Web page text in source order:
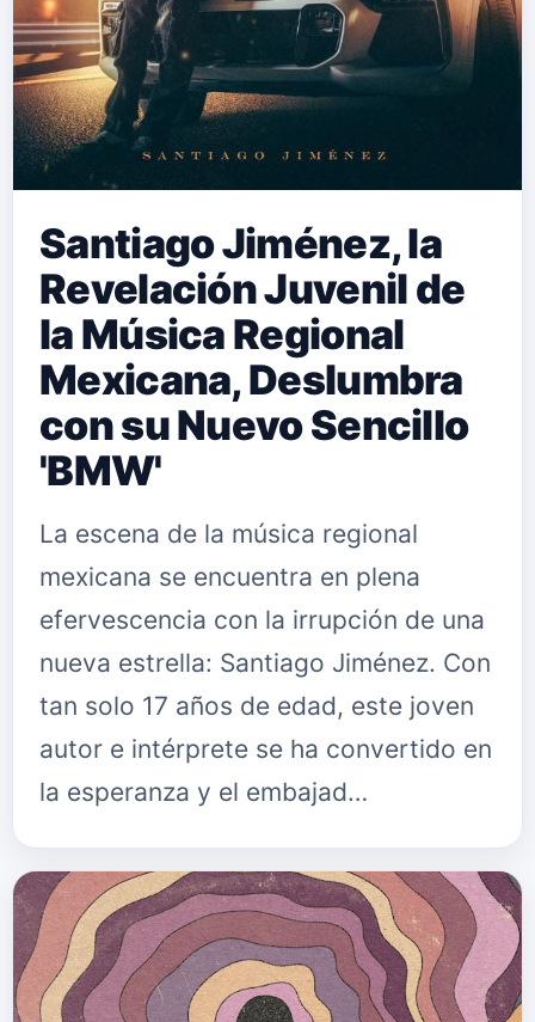
Santiago Jiménez, la
Revelación Juvenil de
la Música Regional
Mexicana, Deslumbra
con su Nuevo Sencillo
'BMW'
La escena de la música regional
mexicana se encuentra en plena
efervescencia con la irrupción de una
nueva estrella: Santiago Jiménez. Con
tan solo 17 años de edad, este joven
autor e intérprete se ha convertido en
la esperanza y el embajad…